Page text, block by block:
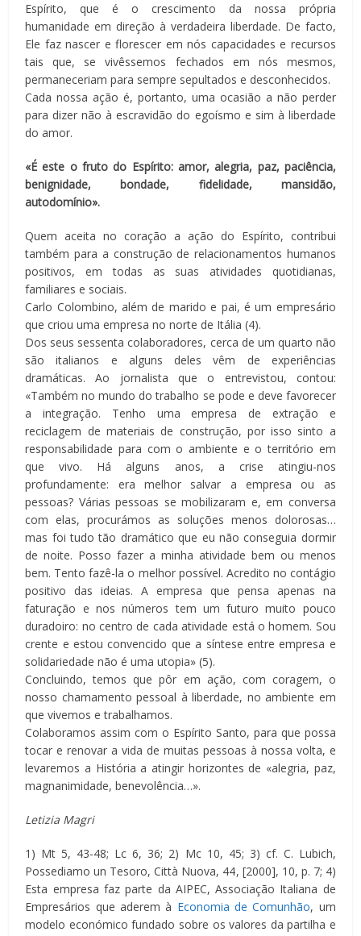
Espírito, que é o crescimento da nossa própria
humanidade em direção à verdadeira liberdade. De facto,
Ele faz nascer e florescer em nós capacidades e recursos
tais que, se vivêssemos fechados em nós mesmos,
permaneceriam para sempre sepultados e desconhecidos.
Cada nossa ação é, portanto, uma ocasião a não perder
para dizer não à escravidão do egoísmo e sim à liberdade
do amor.
«É este o fruto do Espírito: amor, alegria, paz, paciência,
benignidade, bondade, fidelidade, mansidão,
autodomínio».
Quem aceita no coração a ação do Espírito, contribui
também para a construção de relacionamentos humanos
positivos, em todas as suas atividades quotidianas,
familiares e sociais.
Carlo Colombino, além de marido e pai, é um empresário
que criou uma empresa no norte de Itália (4).
Dos seus sessenta colaboradores, cerca de um quarto não
são italianos e alguns deles vêm de experiências
dramáticas. Ao jornalista que o entrevistou, contou:
«Também no mundo do trabalho se pode e deve favorecer
a integração. Tenho uma empresa de extração e
reciclagem de materiais de construção, por isso sinto a
responsabilidade para com o ambiente e o território em
que vivo. Há alguns anos, a crise atingiu-nos
profundamente: era melhor salvar a empresa ou as
pessoas? Várias pessoas se mobilizaram e, em conversa
com elas, procurámos as soluções menos dolorosas…
mas foi tudo tão dramático que eu não conseguia dormir
de noite. Posso fazer a minha atividade bem ou menos
bem. Tento fazê-la o melhor possível. Acredito no contágio
positivo das ideias. A empresa que pensa apenas na
faturação e nos números tem um futuro muito pouco
duradoiro: no centro de cada atividade está o homem. Sou
crente e estou convencido que a síntese entre empresa e
solidariedade não é uma utopia» (5).
Concluindo, temos que pôr em ação, com coragem, o
nosso chamamento pessoal à liberdade, no ambiente em
que vivemos e trabalhamos.
Colaboramos assim com o Espírito Santo, para que possa
tocar e renovar a vida de muitas pessoas à nossa volta, e
levaremos a História a atingir horizontes de «alegria, paz,
magnanimidade, benevolência…».
Letizia Magri
1) Mt 5, 43-48; Lc 6, 36; 2) Mc 10, 45; 3) cf. C. Lubich,
Possediamo un Tesoro, Città Nuova, 44, [2000], 10, p. 7; 4)
Esta empresa faz parte da AIPEC, Associação Italiana de
Empresários que aderem à Economia de Comunhão, um
modelo económico fundado sobre os valores da partilha e